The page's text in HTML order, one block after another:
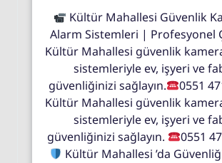
Kültür Mahallesi Güvenlik
Alarm Sistemleri | Profesyonel
Kültür Mahallesi güvenlik
sistemleriyle ev, işyeri ve
güvenliğinizi sağlayın.
0551
Kültür Mahallesi güvenlik
sistemleriyle ev, işyeri ve
güvenliğinizi sağlayın.
0551
Kültür Mahallesi ’da